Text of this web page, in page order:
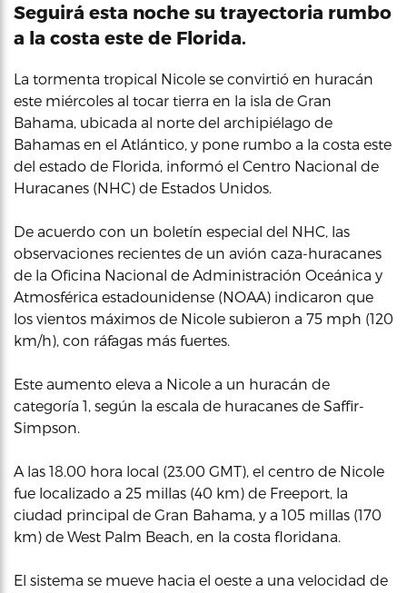
Seguirá esta noche su trayectoria rumbo
a la costa este de Florida.
La tormenta tropical Nicole se convirtió en huracán
este miércoles al tocar tierra en la isla de Gran
Bahama, ubicada al norte del archipiélago de
Bahamas en el Atlántico, y pone rumbo a la costa este
del estado de Florida, informó el Centro Nacional de
Huracanes (NHC) de Estados Unidos.
De acuerdo con un boletín especial del NHC, las
observaciones recientes de un avión caza-huracanes
de la Oficina Nacional de Administración Oceánica y
Atmosférica estadounidense (NOAA) indicaron que
los vientos máximos de Nicole subieron a 75 mph (120
km/h), con ráfagas más fuertes.
Este aumento eleva a Nicole a un huracán de
categoría 1, según la escala de huracanes de Saffir-
Simpson.
A las 18.00 hora local (23.00 GMT), el centro de Nicole
fue localizado a 25 millas (40 km) de Freeport, la
ciudad principal de Gran Bahama, y a 105 millas (170
km) de West Palm Beach, en la costa floridana.
El sistema se mueve hacia el oeste a una velocidad de